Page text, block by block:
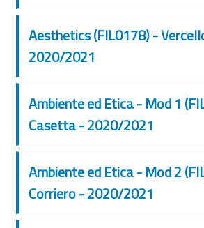
Aesthetics (FIL0178) -
2020/2021
Ambiente ed Etica - Mod 1
Casetta - 2020/2021
Ambiente ed Etica - Mod 2
Corriero - 2020/2021